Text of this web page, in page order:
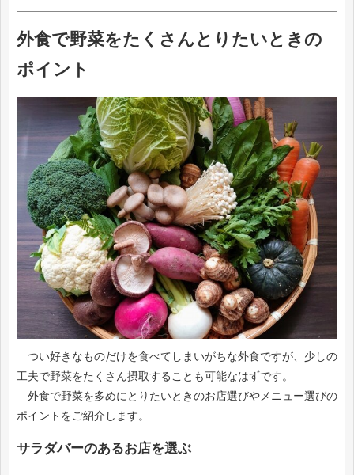
外食で野菜をたくさんとりたいときの
ポイント
つい好きなものだけを食べてしまいがちな外食ですが、少しの
工夫で野菜をたくさん摂取することも可能なはずです。
外食で野菜を多めにとりたいときのお店選びやメニュー選びの
ポイントをご紹介します。
サラダバーのあるお店を選ぶ